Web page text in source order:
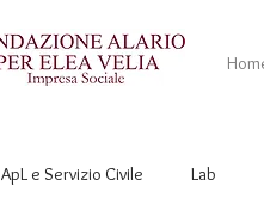
ApL e Servizio Civile Lab